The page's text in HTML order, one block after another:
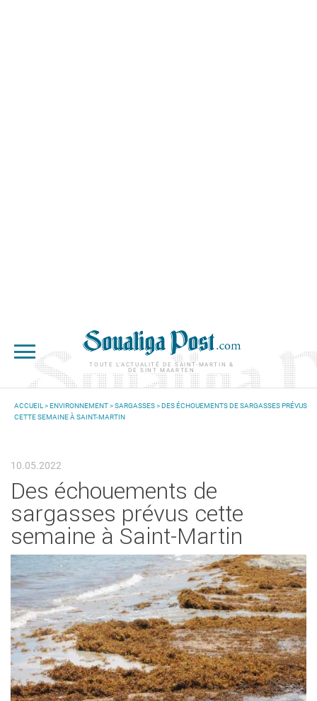
TOUTE L'ACTUALITÉ DE SAINT-MARTIN &
DE SINT MAARTEN
VOUS ÊTES ICI
ACCUEIL >ENVIRONNEMENT>SARGASSES> DES ÉCHOUEMENTS DE SARGASSES PRÉVUS
CETTE SEMAINE À SAINT-MARTIN
10.05.2022
Des échouements de
sargasses prévus cette
semaine à Saint-Martin